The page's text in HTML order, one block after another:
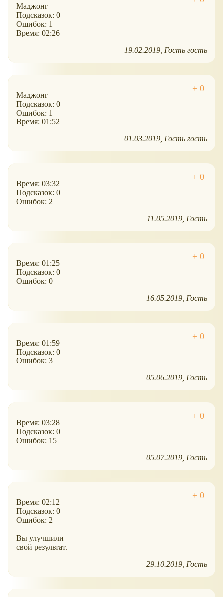
Маджонг
Подсказок: 0
Ошибок: 1
Время: 02:26
19.02.2019 Гость гость
Маджонг
Подсказок: 0
Ошибок: 1
Время: 01:52
01.03.2019 Гость гость
Время: 03:32
Подсказок: 0
Ошибок: 2
11.05.2019 Гость
Время: 01:25
Подсказок: 0
Ошибок: 0
16.05.2019 Гость
Время: 01:59
Подсказок: 0
Ошибок: 3
05.06.2019 Гость
Время: 03:28
Подсказок: 0
Ошибок: 15
05.07.2019 Гость
Время: 02:12
Подсказок: 0
Ошибок: 2
Вы улучшили
свой результат.
29.10.2019 Гость